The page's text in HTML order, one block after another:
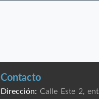
Contacto
Dirección: Calle Este 2,